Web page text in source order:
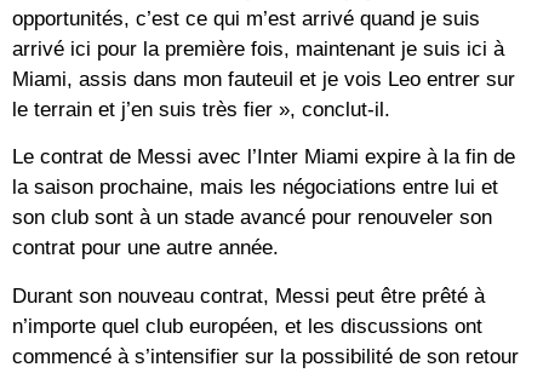
opportunités, c’est ce qui m’est arrivé quand je suis
arrivé ici pour la première fois, maintenant je suis ici à
Miami, assis dans mon fauteuil et je vois Leo entrer sur
le terrain et j’en suis très fier », conclut-il.
Le contrat de Messi avec l’Inter Miami expire à la fin de
la saison prochaine, mais les négociations entre lui et
son club sont à un stade avancé pour renouveler son
contrat pour une autre année.
Durant son nouveau contrat, Messi peut être prêté à
n’importe quel club européen, et les discussions ont
commencé à s’intensifier sur la possibilité de son retour